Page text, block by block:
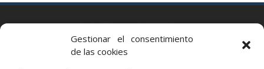
Gestionar el consentimiento
de las cookies
Via Augusta 2 bis, 3º, 08006 Barcelona